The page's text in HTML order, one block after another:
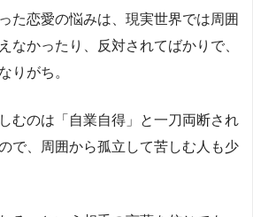
た恋愛の悩みは、現実世界では周囲
なかったり、反対されてばかりで、
りがち。
むのは「自業自得」と一刀両断され
で、周囲から孤立して苦しむ人も少